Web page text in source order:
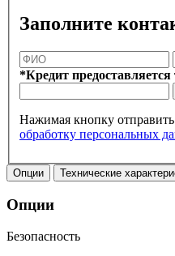
Заполните
*Кредит
Нажимая кнопку отправить
обработку персональных
Опции Технические
Опции
Безопасность